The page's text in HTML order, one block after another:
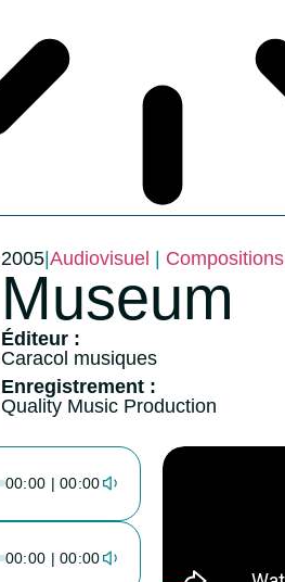
2005|Audiovisuel | Compositions
Museum
Éditeur :
Caracol musiques
Enregistrement :
Quality Music Production
00:00 | 00:00
00:00 | 00:00